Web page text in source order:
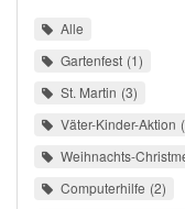
Alle
Gartenfest 1
St. Martin 3
Väter-Kinder-Aktion
Weihnachts-
Computerhilfe 2